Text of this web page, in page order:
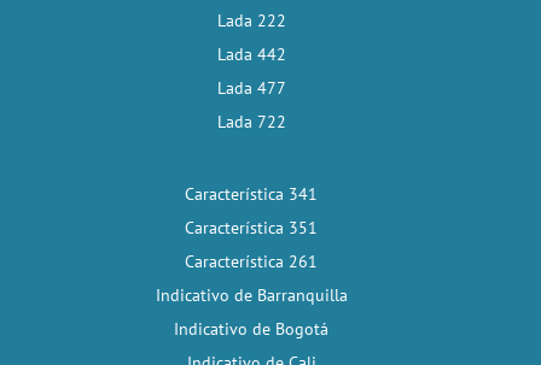
Lada 222
Lada 442
Lada 477
Lada 722
Característica 341
Característica 351
Característica 261
Indicativo de Barranquilla
Indicativo de Bogotá